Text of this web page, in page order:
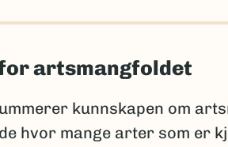
artsmangfoldet
kunnskapen om
hvor mange arter som er